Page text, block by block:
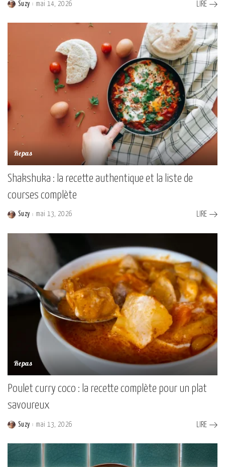
Posted
Suzy mai 14, 2026 LIRE
Repas
Shakshuka : la recette authentique et la liste de
courses complète
Posted
Suzy mai 13, 2026 LIRE
Repas
Poulet curry coco : la recette complète pour un plat
savoureux
Posted
Suzy mai 13, 2026 LIRE